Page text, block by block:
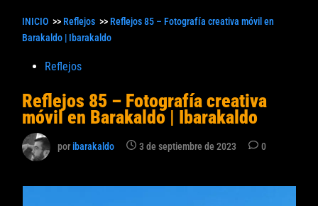
INICIO >> Reflejos >> Reflejos 85 – Fotografía creativa móvil en
Barakaldo | Ibarakaldo
Publicado
Reflejos
Reflejos 85 – Fotografía creativa
móvil en Barakaldo | Ibarakaldo
poribarakaldo 3 de septiembre de 2023 0